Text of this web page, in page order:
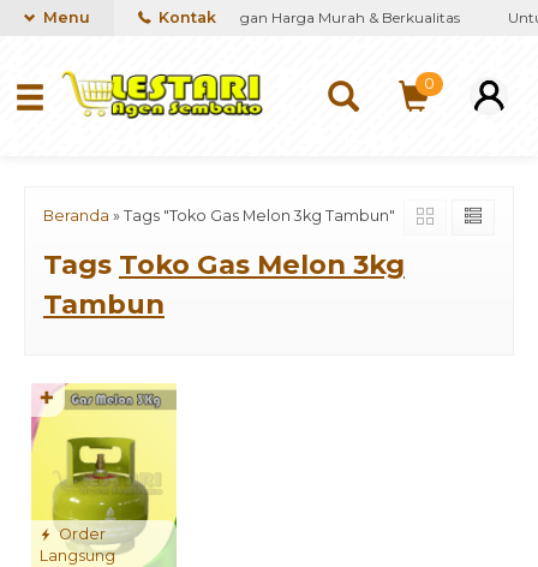
kebutuhan Sembako dengan Harga Murah & Berkualitas
Menu Kontak
0
Beranda » Tags "Toko Gas Melon 3kg Tambun"
Tags Toko Gas Melon 3kg
Tambun
Order
Langsung
✚